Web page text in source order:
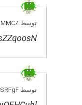
توسط qcJvwIEkylYuVnMMCZ
توسط ZzTRVabJcrTlFUSRFgF